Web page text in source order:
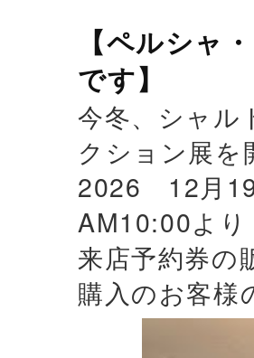
【ペルシャ
です】
今冬、シャル
クション展
2026 12月19
AM10:00よ
来店予約券の
購入のお客様